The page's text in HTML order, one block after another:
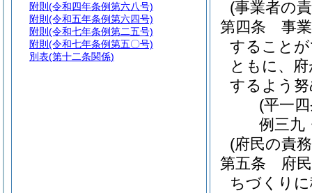
(事業者の
第四条
事
すること
ともに、
するよう
(平一
例三九
(府民の責
第五条
府
ちづくり
附則 (令和四年条例第六八号)
附則 (令和五年条例第六四号)
附則 (令和七年条例第二五号)
附則 (令和七年条例第五〇号)
別表(第十二条関係)